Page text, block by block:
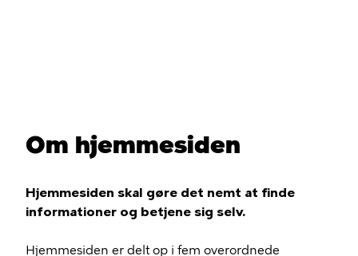
erOm hjemmesiden
Hjemmesiden skal gøre det nemt at finde
informationer og betjene sig selv.
Hjemmesiden er delt op i fem overordnede